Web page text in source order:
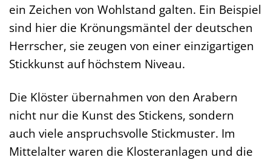
ein Zeichen von Wohlstand galten. Ein Beispiel
sind hier die Krönungsmäntel der deutschen
Herrscher, sie zeugen von einer einzigartigen
Stickkunst auf höchstem Niveau.
Die Klöster übernahmen von den Arabern
nicht nur die Kunst des Stickens, sondern
auch viele anspruchsvolle Stickmuster. Im
Mittelalter waren die Klosteranlagen und die